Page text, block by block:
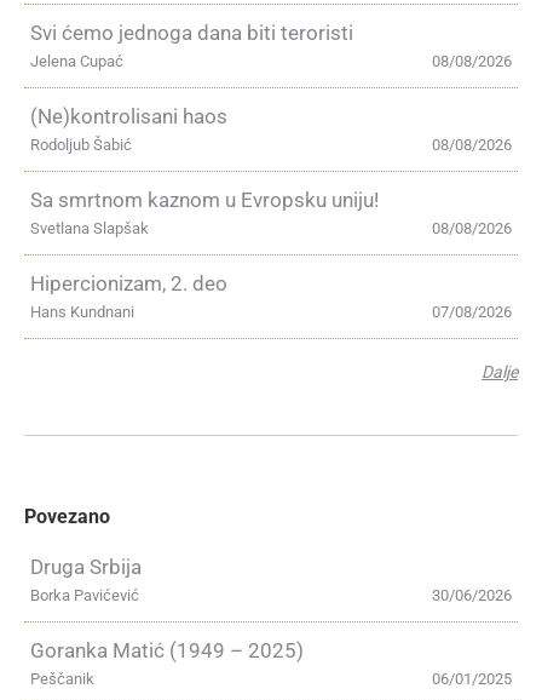
Svi ćemo jednoga dana biti teroristi
08/08/2026
Jelena Cupać
(Ne)kontrolisani haos
08/08/2026
Rodoljub Šabić
Sa smrtnom kaznom u Evropsku uniju!
08/08/2026
Svetlana Slapšak
Hipercionizam, 2. deo
07/08/2026
Hans Kundnani
Dalje
Povezano
Druga Srbija
30/06/2026
Borka Pavićević
Goranka Matić (1949 – 2025)
06/01/2025
Peščanik